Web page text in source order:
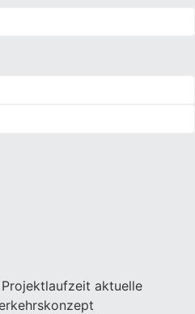
aktuelle